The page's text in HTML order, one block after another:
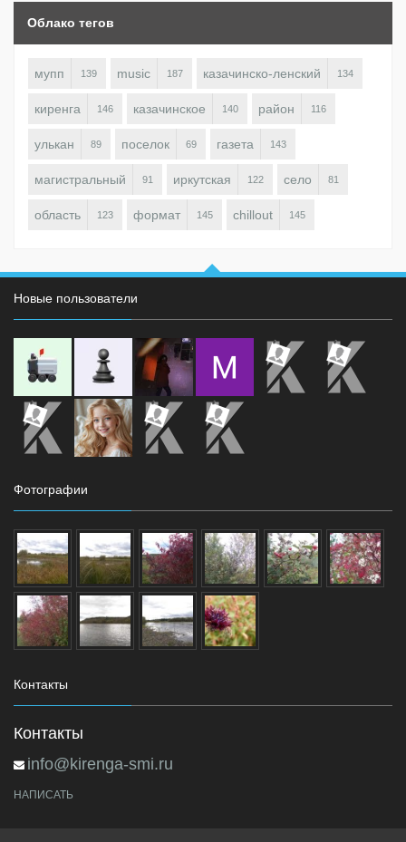
Облако тегов
мупп 139 music 187 казачинско-ленский 134
киренга 146 казачинское 140 район 116
улькан 89 поселок 69 газета 143
магистральный 91 иркутская 122 село 81
область 123 формат 145 chillout 145
Новые пользователи
Фотографии
Контакты
Контакты
info@kirenga-smi.ru
НАПИСАТЬ